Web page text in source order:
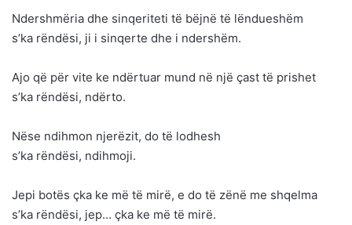
Ndershmëria dhe sinqeriteti të bëjnë të lëndueshëm
s’ka rëndësi, ji i sinqerte dhe i ndershëm.
Ajo që për vite ke ndërtuar mund në një çast të prishet
s’ka rëndësi, ndërto.
Nëse ndihmon njerëzit, do të lodhesh
s’ka rëndësi, ndihmoji.
Jepi botës çka ke më të mirë, e do të zënë me shqelma
s’ka rëndësi, jep… çka ke më të mirë.